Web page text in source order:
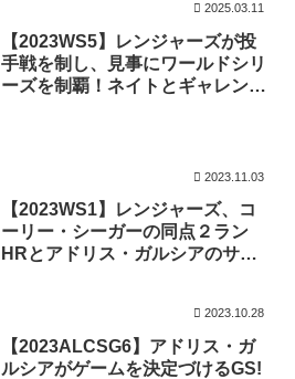
2025.03.11
【2023WS5】レンジャーズが投
手戦を制し、見事にワールドシリ
ーズを制覇！ネイトとギャレンが
2023.11.03
【2023WS1】レンジャーズ、コ
ーリー・シーガーの同点２ラン
HRとアドリス・ガルシアのサヨ
2023.10.28
【2023ALCSG6】アドリス・ガ
ルシアがゲームを決定づけるGS!